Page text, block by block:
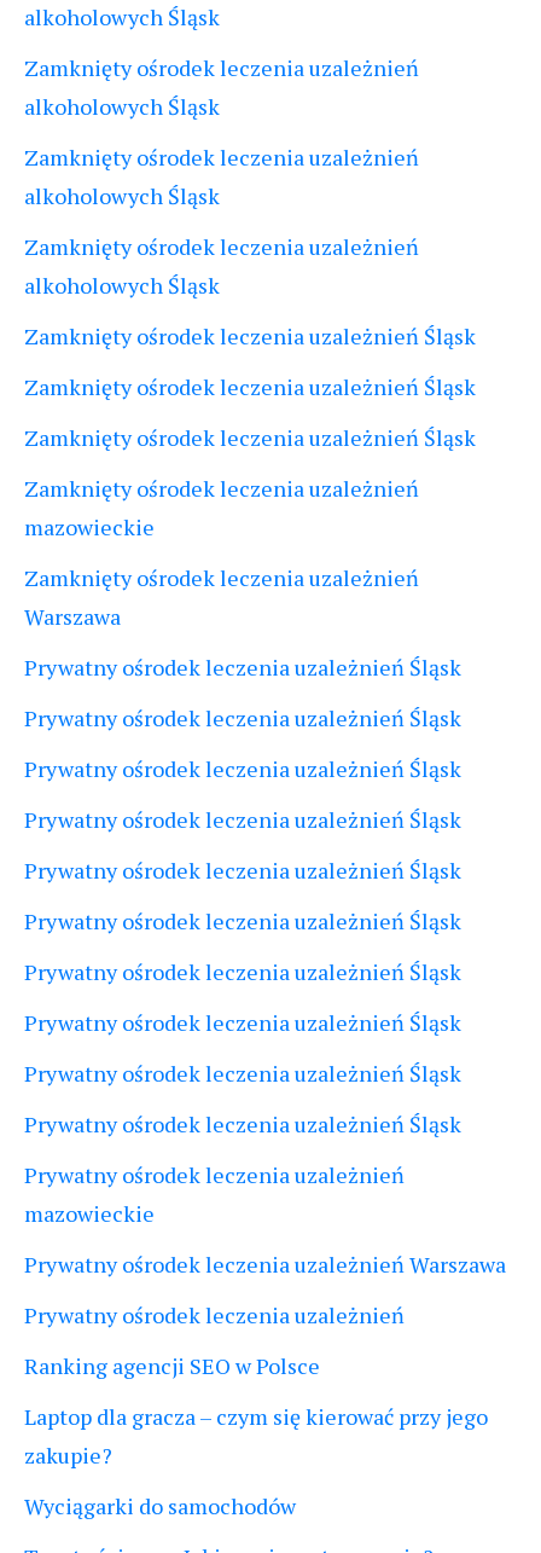
alkoholowych Śląsk
Zamknięty ośrodek leczenia uzależnień
alkoholowych Śląsk
Zamknięty ośrodek leczenia uzależnień
alkoholowych Śląsk
Zamknięty ośrodek leczenia uzależnień
alkoholowych Śląsk
Zamknięty ośrodek leczenia uzależnień Śląsk
Zamknięty ośrodek leczenia uzależnień Śląsk
Zamknięty ośrodek leczenia uzależnień Śląsk
Zamknięty ośrodek leczenia uzależnień
mazowieckie
Zamknięty ośrodek leczenia uzależnień
Warszawa
Prywatny ośrodek leczenia uzależnień Śląsk
Prywatny ośrodek leczenia uzależnień Śląsk
Prywatny ośrodek leczenia uzależnień Śląsk
Prywatny ośrodek leczenia uzależnień Śląsk
Prywatny ośrodek leczenia uzależnień Śląsk
Prywatny ośrodek leczenia uzależnień Śląsk
Prywatny ośrodek leczenia uzależnień Śląsk
Prywatny ośrodek leczenia uzależnień Śląsk
Prywatny ośrodek leczenia uzależnień Śląsk
Prywatny ośrodek leczenia uzależnień Śląsk
Prywatny ośrodek leczenia uzależnień
mazowieckie
Prywatny ośrodek leczenia uzależnień Warszawa
Prywatny ośrodek leczenia uzależnień
Ranking agencji SEO w Polsce
Laptop dla gracza – czym się kierować przy jego
zakupie?
Wyciągarki do samochodów